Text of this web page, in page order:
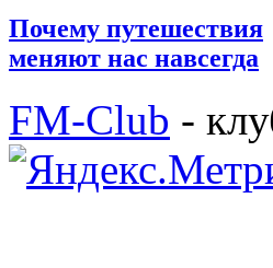
Почему путешествия
меняют нас навсегда
FM-Club -